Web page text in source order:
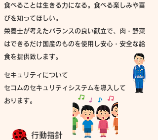
食べることは生きる力になる。食べる楽しみや喜
びを知ってほしい。
​栄養士が考えたバランスの良い献立で、肉・野菜
はできるだけ国産のものを使用し安心・安全な給
食を提供致します。
セキュリティについて
​セコムのセキュリティシステムを導入して
おります。
行動指針